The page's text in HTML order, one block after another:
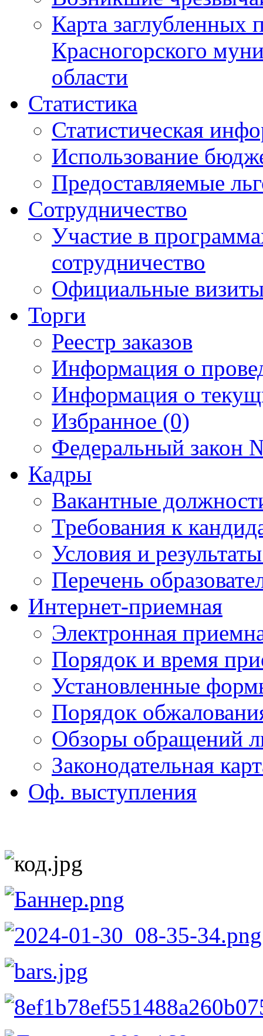
Карта
Красногорского
области
Статистика
Статистическая
Использование
Предоставляемые
Сотрудничество
Участие в
сотрудничество
Официальные
Торги
Реестр заказов
Информация о
Информация о
Избранное (0)
Федеральный закон
Кадры
Вакантные
Требования к
Условия и
Перечень
Интернет-приемная
Электронная
Порядок и время
Установленные
Порядок
Обзоры обращений
Законодательная
Оф. выступления